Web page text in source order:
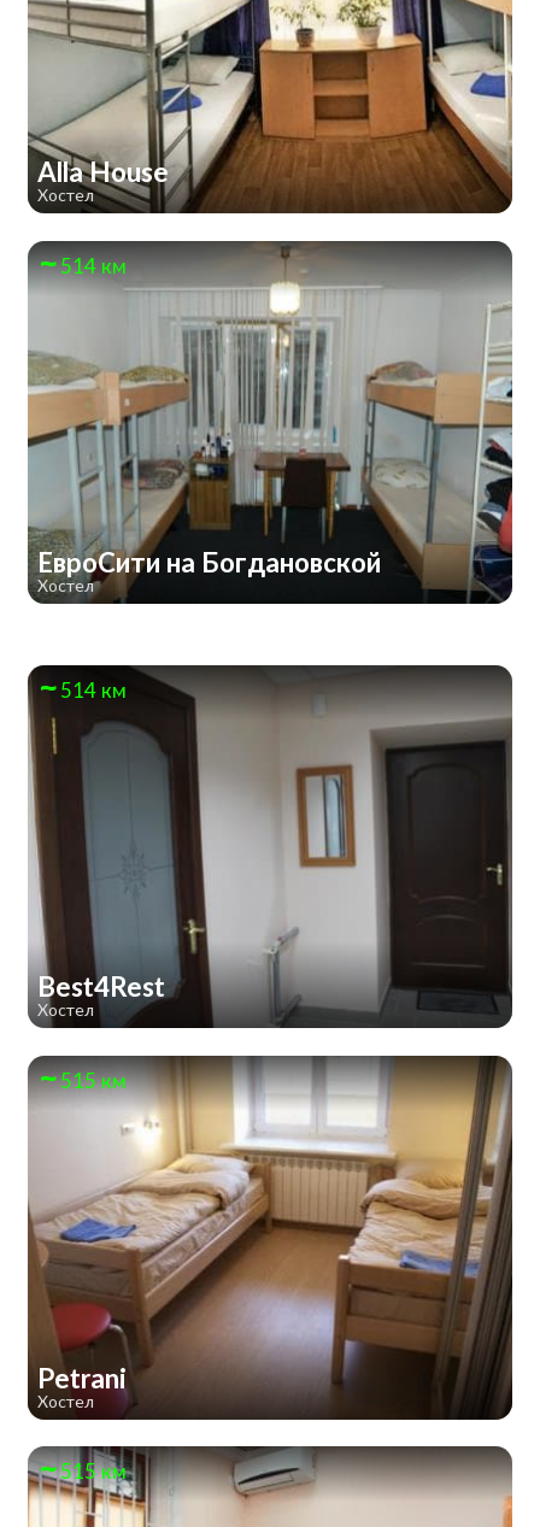
Alla House
Хостел
514 км
ЕвроСити на Богдановской
Хостел
514 км
Best4Rest
Хостел
515 км
Petrani
Хостел
515 км